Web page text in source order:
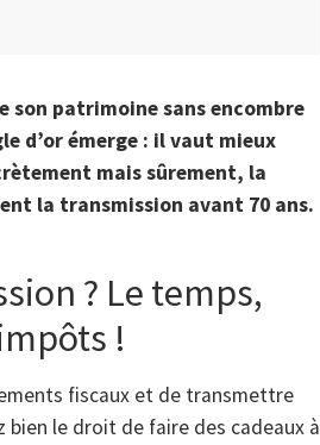
son patrimoine sans encombre
d’or émerge : il vaut mieux
mais sûrement, la
la transmission avant 70 ans.
? Le temps,
!
fiscaux et de transmettre
le droit de faire des cadeaux à